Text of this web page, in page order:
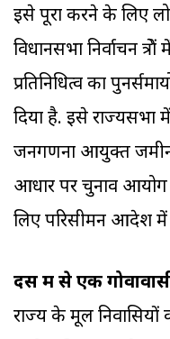
इसे पूरा करने के लिए
विधानसभा निर्वाचन
प्रतिनिधित्व का
दिया है. इसे राज्यसभा
जनगणना आयुक्त
आधार पर चुनाव आयोग
लिए परिसीमन आदेश
दस में से एक
राज्य के मूल